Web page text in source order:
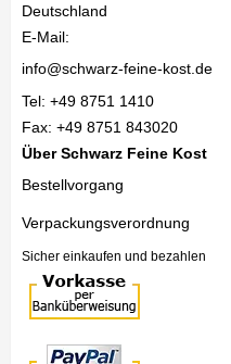
Deutschland
E-Mail:
info@schwarz-feine-kost.de
Tel: +49 8751 1410
Fax: +49 8751 843020
Über Schwarz Feine Kost
Bestellvorgang
Verpackungsverordnung
Sicher einkaufen und bezahlen